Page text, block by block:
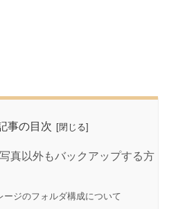
事の目次
真以外もバックアップする方
ージのフォルダ構成について